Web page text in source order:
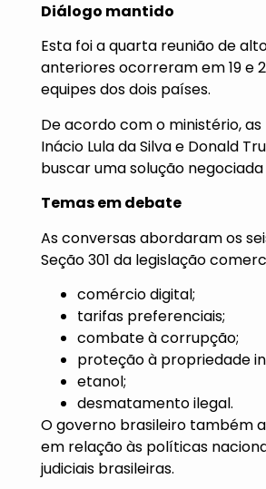
Diálogo mantido
Esta foi a quarta reunião de
anteriores ocorreram em 19 e
equipes dos dois países.
De acordo com o ministério,
Inácio Lula da Silva e Donald
buscar uma solução
Temas em debate
As conversas abordaram os
Seção 301 da legislação
comércio digital;
tarifas preferenciais;
combate à corrupção;
proteção à propriedade
etanol;
desmatamento ilegal.
O governo brasileiro também
em relação às políticas
judiciais brasileiras.